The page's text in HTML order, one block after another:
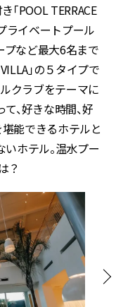
「POOL TERRACE
プライベートプール
プなど最大6名まで
」の５タイプで
クラブをテーマに
、好きな時間、好
能できるホテルと
ホテル。温水プー
？